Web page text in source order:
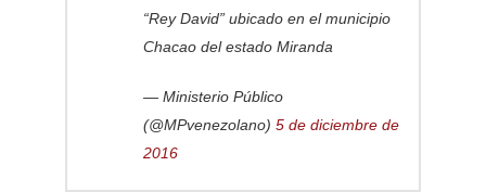
“Rey David” ubicado en el municipio
Chacao del estado Miranda
— Ministerio Público
(@MPvenezolano) 5 de diciembre de
2016